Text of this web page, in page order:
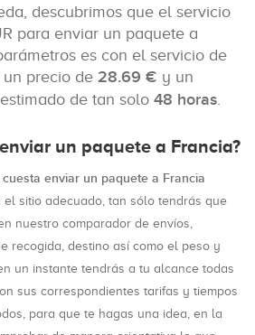
descubrimos que el servicio
para enviar un paquete a
es con el servicio de
un precio de 28.69 € y un
de tan solo 48 horas.
un paquete a Francia?
enviar un paquete a Francia
el sitio adecuado, tan sólo tendrás que
nuestro comparador de envíos,
recogida, destino así como el peso y
un instante tendrás a tu alcance todas
sus correspondientes tarifas y tiempos
para que te hagas una idea, en la